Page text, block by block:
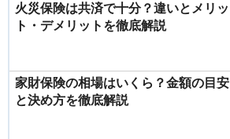
火災保険は共済で十分？違いとメリッ
ト・デメリットを徹底解説
家財保険の相場はいくら？金額の目安
と決め方を徹底解説